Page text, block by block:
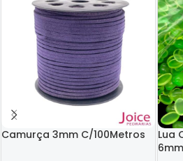
Camurça 3mm C/100Metros
Lua